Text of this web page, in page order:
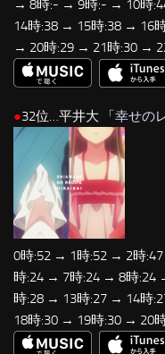
→ 8時:- → 9時:- → 10時
14時:38 → 15時:38 → 16
→ 20時:29 → 21時:30 →
●32位…平井大 「幸せの
0時:52 → 1時:52 → 2時
時:24 → 7時:24 → 8時:24
時:28 → 13時:27 → 14時
18時:30 → 19時:30 → 20